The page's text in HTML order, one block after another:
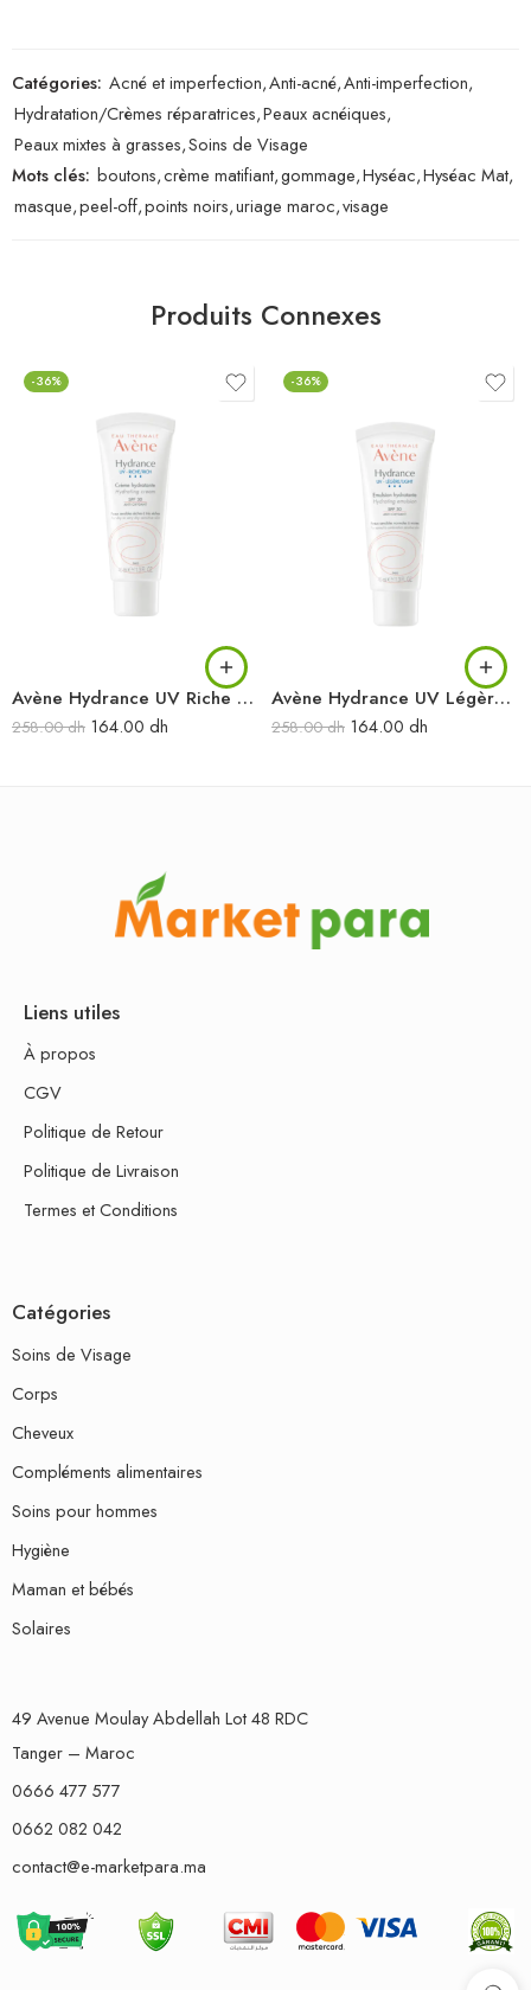
Catégories: Acné et imperfection,Anti-acné,Anti-imperfection,
Hydratation/Crèmes réparatrices,Peaux acnéiques,
Peaux mixtes à grasses,Soins de Visage
Mots clés: boutons,crème matifiant,gommage,Hyséac,Hyséac Mat,
masque,peel-off,points noirs,uriage maroc,visage
Produits Connexes
-36%
Avène Hydrance UV Riche Crème hydratante spf 30 40 ml
258.00dh 164.00 dh
-36%
Avène Hydrance UV Légère Émulsion hydratante spf 30 40 ml
258.00dh 164.00 dh
Liens utiles
À propos
CGV
Politique de Retour
Politique de Livraison
Termes et Conditions
Catégories
Soins de Visage
Corps
Cheveux
Compléments alimentaires
Soins pour hommes
Hygiène
Maman et bébés
Solaires
49 Avenue Moulay Abdellah Lot 48 RDC
Tanger – Maroc
0666 477 577
0662 082 042
contact@e-marketpara.ma